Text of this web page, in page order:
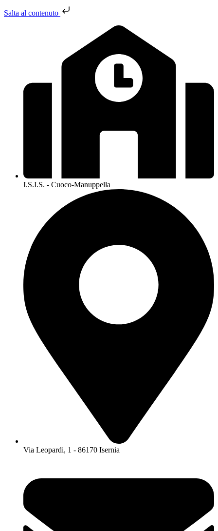
Salta al contenuto
I.S.I.S. - Cuoco-Manuppella
Via Leopardi, 1 - 86170 Isernia